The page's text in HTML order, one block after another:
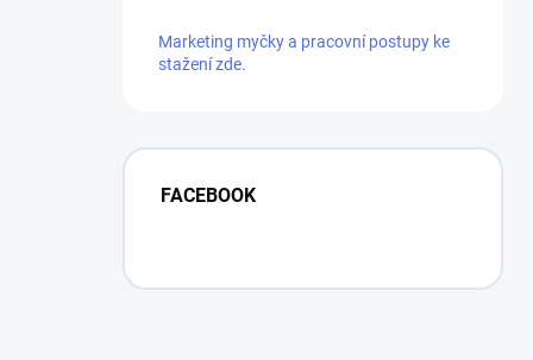
Marketing myčky a pracovní postupy ke
stažení zde.
FACEBOOK